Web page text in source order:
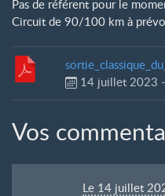
Pas de référent pour le
Circuit de 90/100 km à
14 juillet 2023 -
Vos
Le 14 juillet